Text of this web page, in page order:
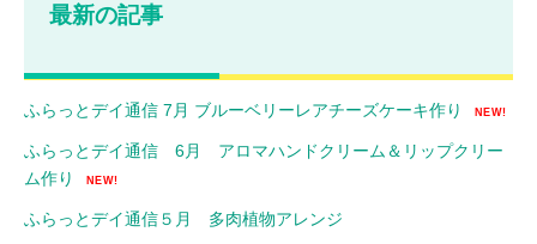
最新の記事
ふらっとデイ通信 7月 ブルーベリーレアチーズケーキ作り NEW!
ふらっとデイ通信 6月 アロマハンドクリーム＆リップクリー
ム作り
NEW!
ふらっとデイ通信５月 多肉植物アレンジ